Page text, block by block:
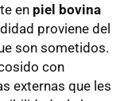
en piel bovina
proviene del
son sometidos.
con
externas que les